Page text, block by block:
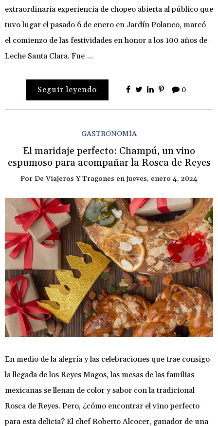
extraordinaria experiencia de chopeo abierta al público que
tuvo lugar el pasado 6 de enero en Jardín Polanco, marcó
el comienzo de las festividades en honor a los 100 años de
Leche Santa Clara. Fue …
Seguir leyendo 0
GASTRONOMÍA
El maridaje perfecto: Champú, un vino
espumoso para acompañar la Rosca de Reyes
Por De Viajeros Y Tragones enjueves, enero 4, 2024
En medio de la alegría y las celebraciones que trae consigo
la llegada de los Reyes Magos, las mesas de las familias
mexicanas se llenan de color y sabor con la tradicional
Rosca de Reyes. Pero, ¿cómo encontrar el vino perfecto
para esta delicia? El chef Roberto Alcocer, ganador de una